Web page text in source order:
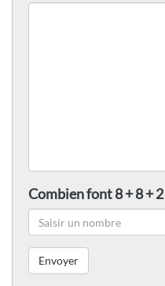
Combien font 8 + 8 + 2